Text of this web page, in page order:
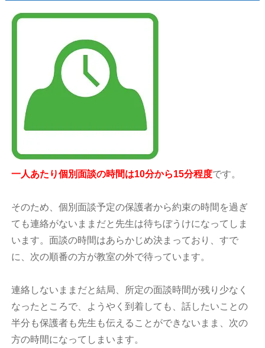
一人あたり個別面談の時間は10分から15分程度です。
そのため、個別面談予定の保護者から約束の時間を過ぎ
ても連絡がないままだと先生は待ちぼうけになってしま
います。面談の時間はあらかじめ決まっており、すで
に、次の順番の方が教室の外で待っています。
連絡しないままだと結局、所定の面談時間が残り少なく
なったところで、ようやく到着しても、話したいことの
半分も保護者も先生も伝えることができないまま、次の
方の時間になってしまいます。